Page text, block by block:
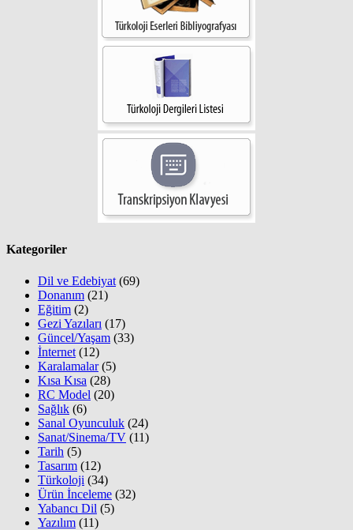
Kategoriler
Dil ve Edebiyat (69)
Donanım (21)
Eğitim (2)
Gezi Yazıları (17)
Güncel/Yaşam (33)
İnternet (12)
Karalamalar(5)
Kısa Kısa (28)
RC Model (20)
Sağlık (6)
Sanal Oyunculuk (24)
Sanat/Sinema/TV (11)
Tarih (5)
Tasarım (12)
Türkoloji (34)
Ürün İnceleme (32)
Yabancı Dil (5)
Yazılım (11)